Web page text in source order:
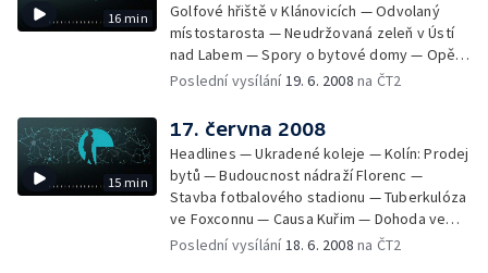
16 min
Golfové hřiště v Klánovicích — Odvolaný
místostarosta — Neudržovaná zeleň v Ústí
nad Labem — Spory o bytové domy — Opět
průjezdná křižovatka — Výstavba okruhu
Kuřimská kauza 2. dnem u soudu — Poplatky
novorozenců v porodnici — Milovice —
Nejkrásnější nádraží
Poslední vysílání19. 6. 2008 na ČT2
15 min
17. června 2008
Headlines — Ukradené koleje — Kolín: Prodej
bytů — Budoucnost nádraží Florenc —
Stavba fotbalového stadionu — Tuberkulóza
ve Foxconnu — Causa Kuřim — Dohoda ve
straně Zelených — Tunelování Lesů ČR? —
Poslední vysílání18. 6. 2008 na ČT2